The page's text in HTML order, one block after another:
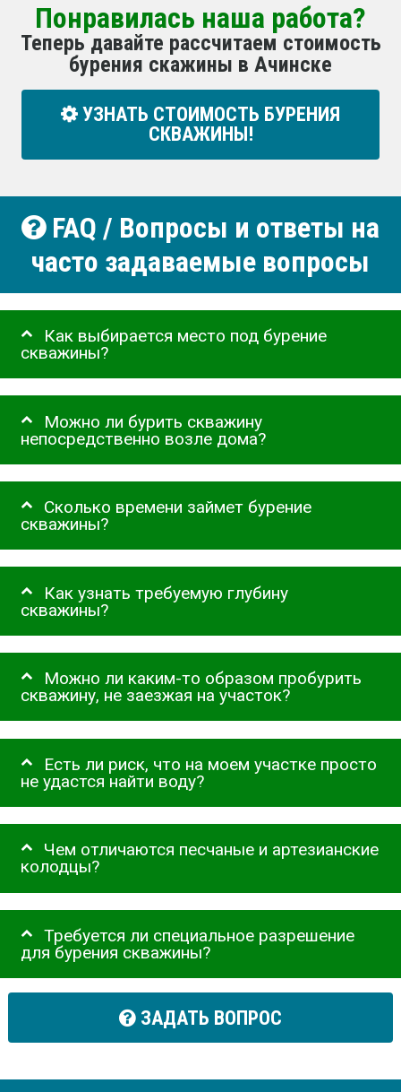
Понравилась наша работа?
Теперь давайте рассчитаем стоимость
бурения скажины в Ачинске
УЗНАТЬ СТОИМОСТЬ БУРЕНИЯ
СКВАЖИНЫ!
FAQ / Вопросы и ответы на
часто задаваемые вопросы
Как выбирается место под бурение
скважины?
Можно ли бурить скважину
непосредственно возле дома?
Сколько времени займет бурение
скважины?
Как узнать требуемую глубину
скважины?
Можно ли каким-то образом пробурить
скважину, не заезжая на участок?
Есть ли риск, что на моем участке просто
не удастся найти воду?
Чем отличаются песчаные и артезианские
колодцы?
Требуется ли специальное разрешение
для бурения скважины?
ЗАДАТЬ ВОПРОС